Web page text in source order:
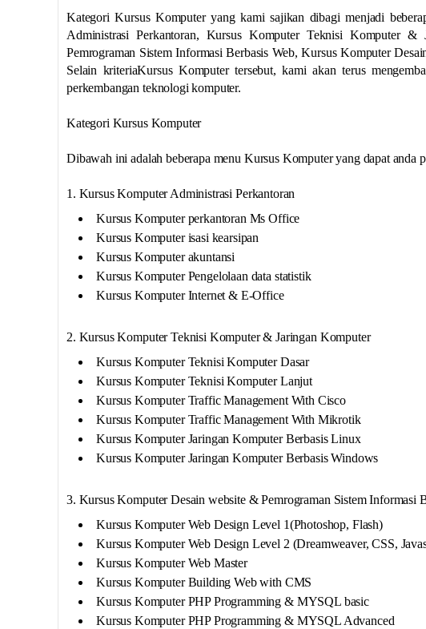
Kategori Kursus Komputer yang kami sajikan dibagi menjadi
Administrasi Perkantoran, Kursus Komputer Teknisi Komputer
Pemrograman Sistem Informasi Berbasis Web, Kursus Komputer
Selain kriteriaKursus Komputer tersebut, kami akan terus
perkembangan teknologi komputer.
Kategori Kursus Komputer
Dibawah ini adalah beberapa menu Kursus Komputer yang dapat anda
1. Kursus Komputer Administrasi Perkantoran
Kursus Komputer perkantoran Ms Office
Kursus Komputer isasi kearsipan
Kursus Komputer akuntansi
Kursus Komputer Pengelolaan data statistik
Kursus Komputer Internet & E-Office
2. Kursus Komputer Teknisi Komputer & Jaringan Komputer
Kursus Komputer Teknisi Komputer Dasar
Kursus Komputer Teknisi Komputer Lanjut
Kursus Komputer Traffic Management With Cisco
Kursus Komputer Traffic Management With Mikrotik
Kursus Komputer Jaringan Komputer Berbasis Linux
Kursus Komputer Jaringan Komputer Berbasis Windows
3. Kursus Komputer Desain website & Pemrograman Sistem Informasi
Kursus Komputer Web Design Level 1(Photoshop, Flash)
Kursus Komputer Web Design Level 2 (Dreamweaver, CSS,
Kursus Komputer Web Master
Kursus Komputer Building Web with CMS
Kursus Komputer PHP Programming & MYSQL basic
Kursus Komputer PHP Programming & MYSQL Advanced